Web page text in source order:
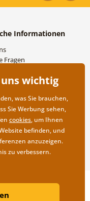
Informationen
Fragen
und
erstellt von
wichtig
was Sie brauchen,
Sie Werbung sehen,
cookies, um Ihnen
befinden, und
anzuzeigen.
zu verbessern.